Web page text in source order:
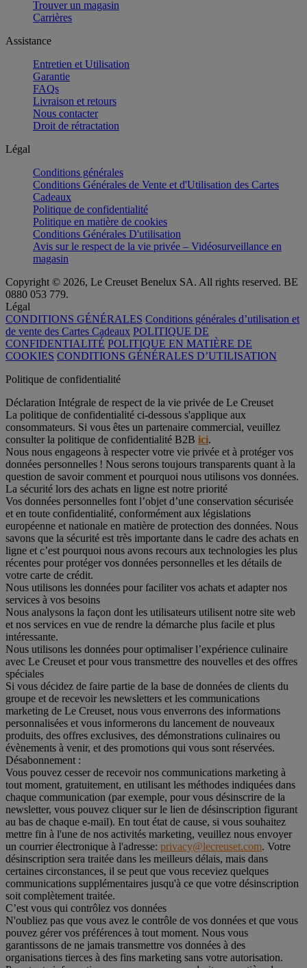
Trouver un magasin
Carrières
Assistance
Entretien et Utilisation
Garantie
FAQs
Livraison et retours
Nous contacter
Droit de rétractation
Légal
Conditions générales
Conditions Générales de Vente et d'Utilisation des Cartes
Cadeaux
Politique de confidentialité
Politique en matière de cookies
Conditions Générales D'utilisation
Avis sur le respect de la vie privée – Vidéosurveillance en
magasin
Copyright © 2026, Le Creuset Benelux SA. All rights reserved. BE
0880 053 779.
Légal
CONDITIONS GÉNÉRALES Conditions générales d’utilisation et
de vente des Cartes Cadeaux POLITIQUE DE
CONFIDENTIALITÉ POLITIQUE EN MATIÈRE DE
COOKIES CONDITIONS GÉNÉRALES D’UTILISATION
Politique de confidentialité
Déclaration Intégrale de respect de la vie privée de Le Creuset
La politique de confidentialité ci-dessous s'applique aux
consommateurs. Si vous êtes un partenaire commercial, veuillez
consulter la politique de confidentialité B2B ici.
Nous nous engageons à respecter votre vie privée et à protéger vos
données personnelles ! Nous serons toujours transparents quant à la
question de savoir comment et pourquoi nous utilisons vos données.
La sécurité lors des achats en ligne est notre priorité
Vos données personnelles font l’objet d’une conservation sécurisée
et en toute confidentialité, conformément aux législations
européenne et nationale en matière de protection des données. Nous
savons que la sécurité est très importante dans le cadre des achats en
ligne et c’est pourquoi nous avons recours aux technologies les plus
récentes pour protéger vos données personnelles et les détails de
votre carte de crédit.
Nous utilisons les données pour faciliter vos achats et adapter nos
services à vos besoins
Nous analysons la façon dont les utilisateurs utilisent notre site web
et nos services en vue de rendre la démarche plus facile et plus
intéressante.
Nous utilisons les données pour optimaliser l’expérience culinaire
avec Le Creuset et pour vous transmettre des nouvelles et des offres
spéciales
Si vous décidez de faire partie de la base de données de clients du
groupe et de recevoir les newsletters et les communications
marketing de Le Creuset, nous vous enverrons des informations
personnalisées et vous informerons du lancement de nouveaux
produits, des offres exclusives, des démonstrations culinaires ou
évènements à venir, et des promotions qui vous sont réservées.
Désabonnement :
Vous pouvez cesser de recevoir nos communications marketing à
tout moment, gratuitement, en utilisant les méthodes indiquées dans
chaque communication (par exemple, pour vous désinscrire de la
newsletter, vous pouvez cliquer sur le lien de désinscription figurant
au bas de chaque e-mail). En tout état de cause, si vous souhaitez
mettre fin à l'une de nos activités marketing, veuillez nous envoyer
un courrier électronique à l'adresse: privacy@lecreuset.com. Votre
désinscription sera traitée dans les meilleurs délais, mais dans
certaines circonstances, il se peut que vous receviez quelques
communications supplémentaires jusqu'à ce que votre désinscription
soit complètement traitée.
C’est vous qui contrôlez vos données
N'oubliez pas que vous avez le contrôle de vos données et que vous
pouvez gérer vos préférences à tout moment. Nous vous
garantissons de ne jamais transmettre vos données à des
organisations tierces à des fins marketing sans votre autorisation.